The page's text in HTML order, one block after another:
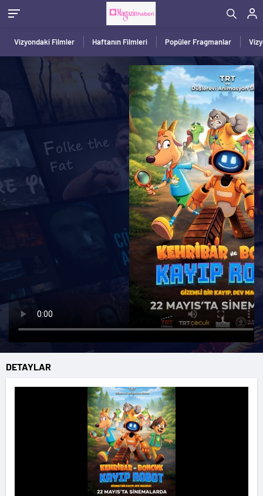
Vizyondaki Filmler Haftanın Filmleri Popüler Fragmanlar
DETAYLAR